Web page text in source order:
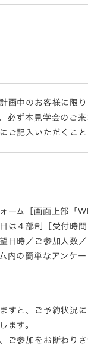
画中のお客様に限り
必ず本見学会のご
ご記入いただくこと
ーム［画面上部「
日は４部制［受
時／ご参加人数
内の簡単なアンケ
すと、ご予約状況
ます。
ご参加をお断わり